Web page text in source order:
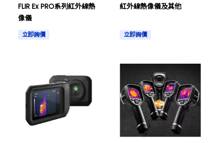
FLIR Ex PRO系列紅外線熱
像儀
立即詢價
紅外線熱像儀及其他
立即詢價